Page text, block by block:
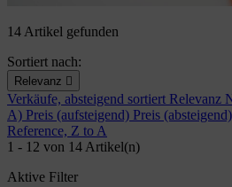
14 Artikel gefunden
Sortiert nach:
Relevanz 
Verkäufe, absteigend sortiert Relevanz
A) Preis (aufsteigend) Preis (absteigend)
Reference, Z to A
1 - 12 von 14 Artikel(n)
Aktive Filter